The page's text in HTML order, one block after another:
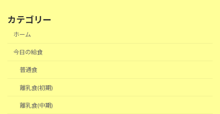
カテゴリー
ホーム
今日の給食
普通食
離乳食(初期)
離乳食(中期)